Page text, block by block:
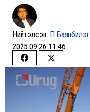
Нийтэлсэн: П Баянбилэг
2025.09.26 11:46
Share
on
Share
on
Twitter